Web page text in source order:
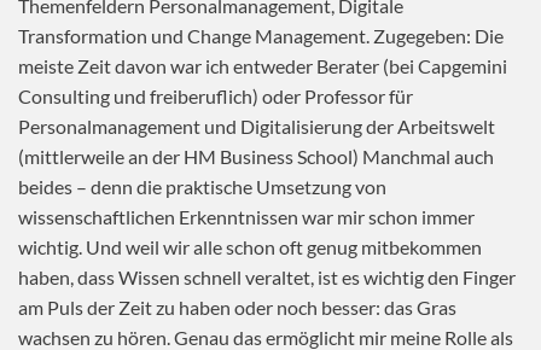
Themenfeldern Personalmanagement, Digitale
Transformation und Change Management. Zugegeben: Die
meiste Zeit davon war ich entweder Berater (bei Capgemini
Consulting und freiberuflich) oder Professor für
Personalmanagement und Digitalisierung der Arbeitswelt
(mittlerweile an der HM Business School) Manchmal auch
beides – denn die praktische Umsetzung von
wissenschaftlichen Erkenntnissen war mir schon immer
wichtig. Und weil wir alle schon oft genug mitbekommen
haben, dass Wissen schnell veraltet, ist es wichtig den Finger
am Puls der Zeit zu haben oder noch besser: das Gras
wachsen zu hören. Genau das ermöglicht mir meine Rolle als